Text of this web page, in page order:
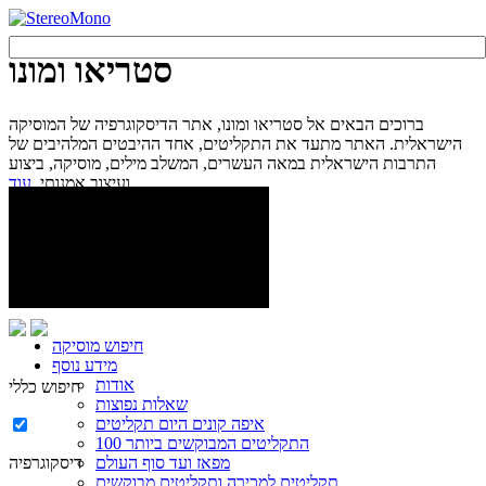
סטריאו ומונו
ברוכים הבאים אל סטריאו ומונו, אתר הדיסקוגרפיה של המוסיקה
הישראלית. האתר מתעד את התקליטים, אחד ההיבטים המלהיבים של
התרבות הישראלית במאה העשרים, המשלב מילים, מוסיקה, ביצוע
ועיצוב אמנותי.עוד...
חיפוש מוסיקה
מידע נוסף
אודות
שאלות נפוצות
איפה קונים היום תקליטים
100 התקליטים המבוקשים ביותר
מפאז ועד סוף העולם
תקליטים למכירה ותקליטים מבוקשים
חיפוש כללי
דיסקוגרפיה